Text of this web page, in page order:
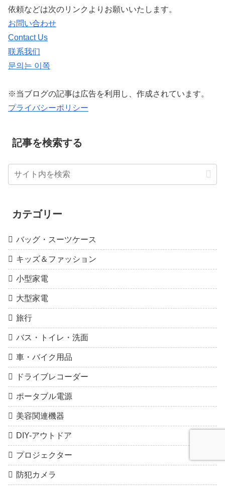
依頼などは次のリンクよりお願いいたします。
お問い合わせ
Contact Us
联系我们
문의는 이쪽
※当ブログの記事は広告を利用し、作成されています。
プライバシーポリシー
記事を検索する
カテゴリー
バッグ・スーツケース
キッズ＆ファッション
小型家電
大型家電
旅行
バス・トイレ・洗面
車・バイク用品
ドライブレコーダー
ポータブル電源
美容関連機器
DIY-アウトドア
プロジェクター
防犯カメラ